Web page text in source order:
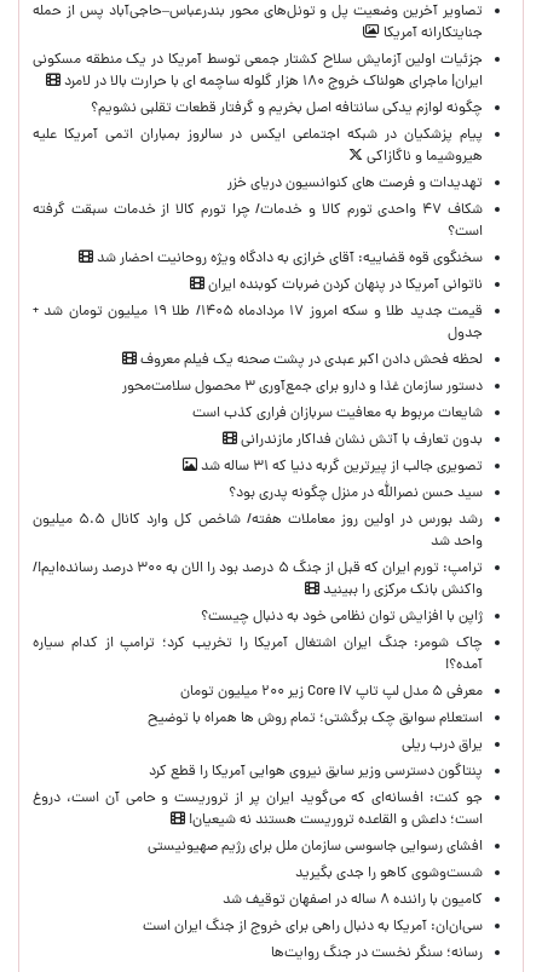
تصاویر آخرین وضعیت پل و تونل‌های محور بندرعباس–حاجی‌آباد پس از حمله
جنایتکارانه آمریکا
جزئیات اولین آزمایش سلاح کشتار جمعی توسط آمریکا در یک منطقه مسکونی
ایران| ماجرای هولناک خروج ۱۸۰ هزار گلوله ساچمه ای با حرارت بالا در لامرد
چگونه لوازم یدکی سانتافه اصل بخریم و گرفتار قطعات تقلبی نشویم؟
پیام پزشکیان در شبکه اجتماعی ایکس در سالروز بمباران اتمی آمریکا علیه
هیروشیما و ناگازاکی
تهدیدات و فرصت های کنوانسیون دریای خزر
شکاف ۴۷ واحدی تورم کالا و خدمات/ چرا تورم کالا از خدمات سبقت گرفته
است؟
سخنگوی قوه قضاییه: آقای خرازی به دادگاه ویژه روحانیت احضار شد
ناتوانی آمریکا در پنهان کردن ضربات کوبنده ایران
قیمت جدید طلا و سکه امروز ۱۷ مردادماه ۱۴۰۵/ طلا ۱۹ میلیون تومان شد +
جدول
لحظه‌ فحش دادن اکبر عبدی در پشت صحنه یک فیلم معروف
دستور سازمان غذا و دارو برای جمع‌آوری ۳ محصول سلامت‌محور
شایعات مربوط به معافیت سربازان فراری کذب است
بدون تعارف با آتش نشان فداکار مازندرانی
تصویری جالب از پیرترین گربه دنیا که ۳۱ ساله شد
سید حسن نصرالله در منزل چگونه پدری بود؟
رشد بورس در اولین روز معاملات هفته/ شاخص کل وارد کانال ۵.۵ میلیون
واحد شد
ترامپ: تورم ایران که قبل از جنگ ۵ درصد بود را الان به ۳۰۰ درصد رسانده‌ایم!/
واکنش بانک مرکزی را ببینید
ژاپن با افزایش توان نظامی خود به دنبال چیست؟
چاک شومر: جنگ ایران اشتغال آمریکا را تخریب کرد؛ ترامپ از کدام سیاره
آمده؟!
معرفی ۵ مدل لپ تاپ Core i۷ زیر ۲۰۰ میلیون تومان
استعلام سوابق چک برگشتی؛ تمام روش ها همراه با توضیح
یراق درب ریلی
پنتاگون دسترسی وزیر سابق نیروی هوایی آمریکا را قطع کرد
جو کنت: افسانه‌ای که می‌گوید ایران پر از تروریست و حامی آن است، دروغ
است؛ داعش و القاعده تروریست هستند نه شیعیان!
افشای رسوایی جاسوسی سازمان ملل برای رژیم صهیونیستی
شست‌وشوی کاهو را جدی بگیرید
کامیون با راننده ۸ ساله در اصفهان توقیف شد
سی‌ان‌ان: آمریکا به دنبال راهی برای خروج از جنگ ایران است
رسانه؛ سنگر نخست در جنگ روایت‌ها